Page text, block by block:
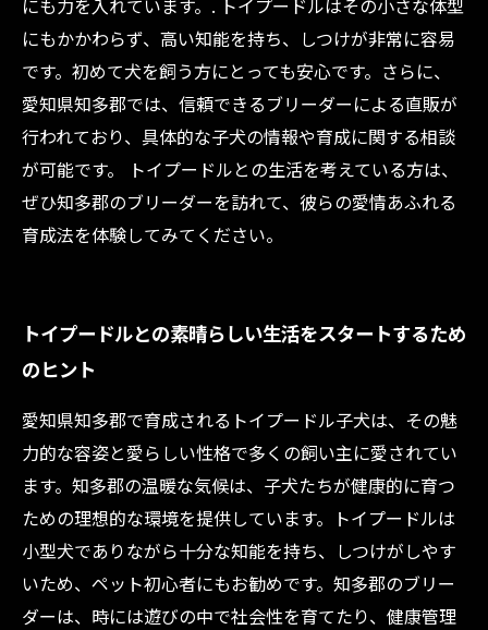
にも力を入れています。. トイプードルはその小さな体型
にもかかわらず、高い知能を持ち、しつけが非常に容易
です。初めて犬を飼う方にとっても安心です。さらに、
愛知県知多郡では、信頼できるブリーダーによる直販が
行われており、具体的な子犬の情報や育成に関する相談
が可能です。 トイプードルとの生活を考えている方は、
ぜひ知多郡のブリーダーを訪れて、彼らの愛情あふれる
育成法を体験してみてください。
トイプードルとの素晴らしい生活をスタートするため
のヒント
愛知県知多郡で育成されるトイプードル子犬は、その魅
力的な容姿と愛らしい性格で多くの飼い主に愛されてい
ます。知多郡の温暖な気候は、子犬たちが健康的に育つ
ための理想的な環境を提供しています。トイプードルは
小型犬でありながら十分な知能を持ち、しつけがしやす
いため、ペット初心者にもお勧めです。知多郡のブリー
ダーは、時には遊びの中で社会性を育てたり、健康管理